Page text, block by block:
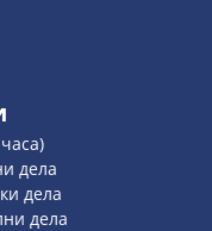
дела
дела
дела